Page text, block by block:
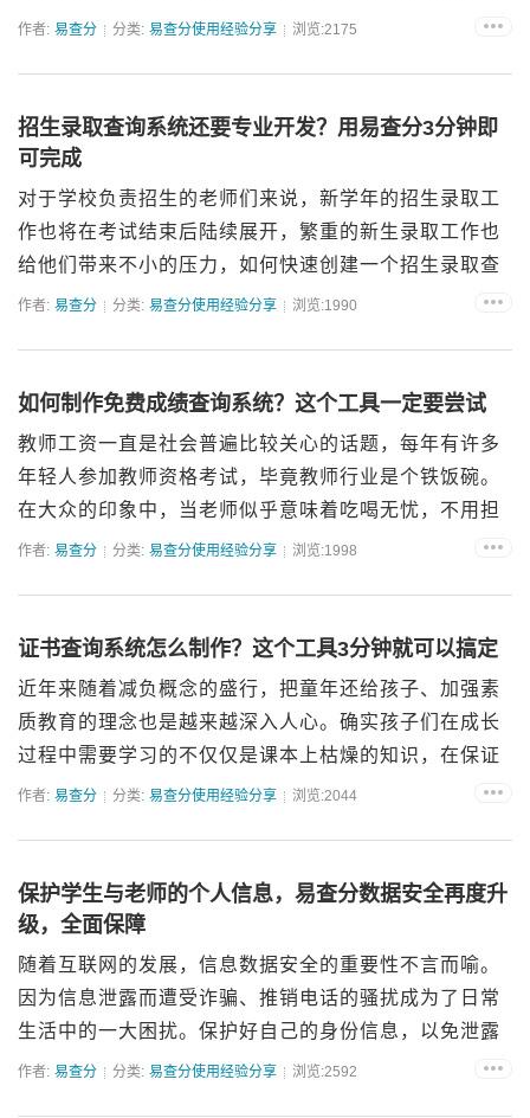
广泛应用在各种网络服务中。在新建查询时，想要进一
作者: 易查分 分类: 易查分使用经验分享 浏览:2175
招生录取查询系统还要专业开发？用易查分3分钟即
可完成
对于学校负责招生的老师们来说，新学年的招生录取工
作也将在考试结束后陆续展开，繁重的新生录取工作也
给他们带来不小的压力，如何快速创建一个招生录取查
询系统？就成了老师们需要提前解决的问题！今天就给
作者: 易查分 分类: 易查分使用经验分享 浏览:1990
如何制作免费成绩查询系统？这个工具一定要尝试
教师工资一直是社会普遍比较关心的话题，每年有许多
年轻人参加教师资格考试，毕竟教师行业是个铁饭碗。
在大众的印象中，当老师似乎意味着吃喝无忧，不用担
心会像在企业的员工随时可能会面临被优化、被裁员的
作者: 易查分 分类: 易查分使用经验分享 浏览:1998
证书查询系统怎么制作？这个工具3分钟就可以搞定
近年来随着减负概念的盛行，把童年还给孩子、加强素
质教育的理念也是越来越深入人心。确实孩子们在成长
过程中需要学习的不仅仅是课本上枯燥的知识，在保证
基础教育的同时，如何让孩子们的童年更丰富、更有
作者: 易查分 分类: 易查分使用经验分享 浏览:2044
保护学生与老师的个人信息，易查分数据安全再度升
级，全面保障
随着互联网的发展，信息数据安全的重要性不言而喻。
因为信息泄露而遭受诈骗、推销电话的骚扰成为了日常
生活中的一大困扰。保护好自己的身份信息，以免泄露
别不法商家用以牟利成为了大家工作和生活中的重中之
作者: 易查分 分类: 易查分使用经验分享 浏览:2592